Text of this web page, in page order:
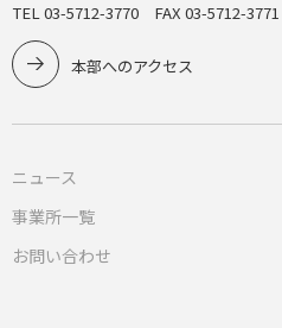
TEL 03-5712-3770 FAX 03-5712-3771
本部へのアクセス
ニュース
事業所一覧
お問い合わせ